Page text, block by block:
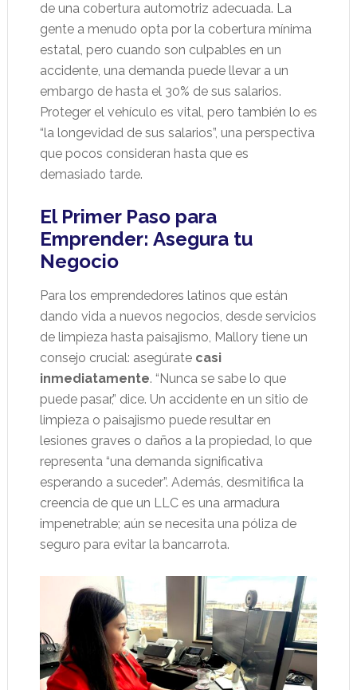
de una cobertura automotriz adecuada. La
gente a menudo opta por la cobertura mínima
estatal, pero cuando son culpables en un
accidente, una demanda puede llevar a un
embargo de hasta el 30% de sus salarios.
Proteger el vehículo es vital, pero también lo es
“la longevidad de sus salarios”, una perspectiva
que pocos consideran hasta que es
demasiado tarde.
El Primer Paso para
Emprender: Asegura tu
Negocio
Para los emprendedores latinos que están
dando vida a nuevos negocios, desde servicios
de limpieza hasta paisajismo, Mallory tiene un
consejo crucial: asegúrate casi
inmediatamente. “Nunca se sabe lo que
puede pasar,” dice. Un accidente en un sitio de
limpieza o paisajismo puede resultar en
lesiones graves o daños a la propiedad, lo que
representa “una demanda significativa
esperando a suceder”. Además, desmitifica la
creencia de que un LLC es una armadura
impenetrable; aún se necesita una póliza de
seguro para evitar la bancarrota.